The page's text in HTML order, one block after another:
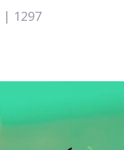
| 1297